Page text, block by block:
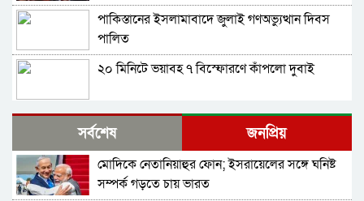
পাকিস্তানের ইসলামাবাদে জুলাই গণঅভ্যুত্থান দিবস
পালিত
২০ মিনিটে ভয়াবহ ৭ বিস্ফোরণে কাঁপলো দুবাই
ইরাক সফরে হঠাৎ ইরানের পররাষ্ট্রমন্ত্রী আব্বাস
আরাগচি
শেখ হাসিনার বক্তব্য দেওয়ার সঙ্গে ভারত সরকারের
কোনও সম্পর্ক নেই: রণধীর জয়সোয়াল
সর্বশেষ জনপ্রিয়
মোদিকে নেতানিয়াহুর ফোন; ইসরায়েলের সঙ্গে ঘনিষ্ট
সম্পর্ক গড়তে চায় ভারত